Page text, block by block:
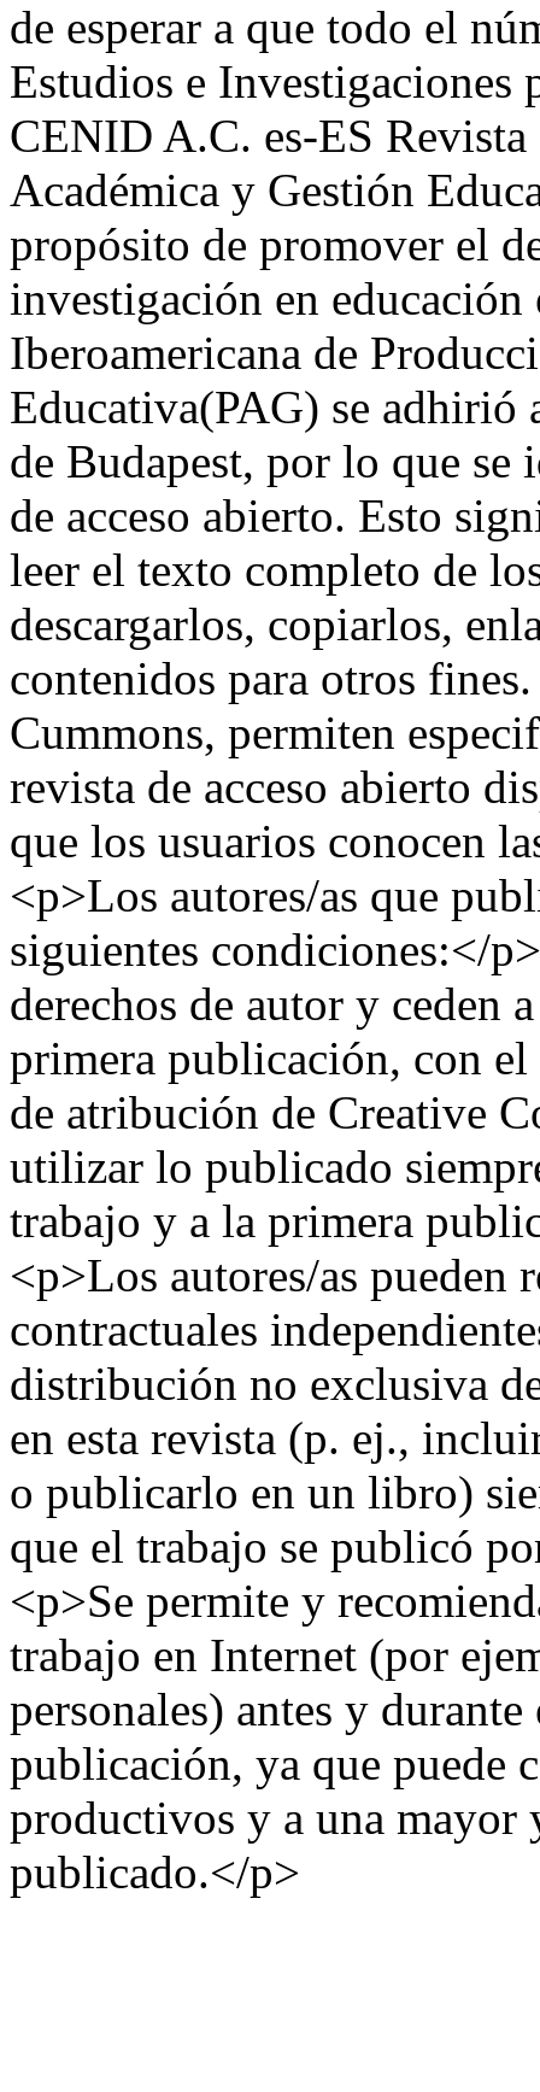
de esperar a que todo el
Estudios e Investigaciones
CENID A.C. es-ES
Académica y Gestión
propósito de promover el
investigación en
Iberoamericana de
Educativa(PAG) se
de Budapest, por lo que
de acceso abierto. Esto
leer el texto completo de
descargarlos, copiarlos,
contenidos para otros
Cummons, permiten
revista de acceso abierto
que los usuarios conocen
<p>Los autores/as que
siguientes condiciones:</
derechos de autor y ceden
primera publicación, con
de atribución de Creative
utilizar lo publicado
trabajo y a la primera
<p>Los autores/as pueden
contractuales
distribución no exclusiva
en esta revista (p. ej.,
o publicarlo en un libro)
que el trabajo se publicó
<p>Se permite y
trabajo en Internet (por
personales) antes y
publicación, ya que puede
productivos y a una mayor
publicado.</p>